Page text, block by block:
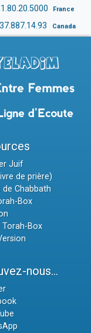
France
Canada
Juif
de prière)
de Chabbath
Box
Torah-Box
nous...